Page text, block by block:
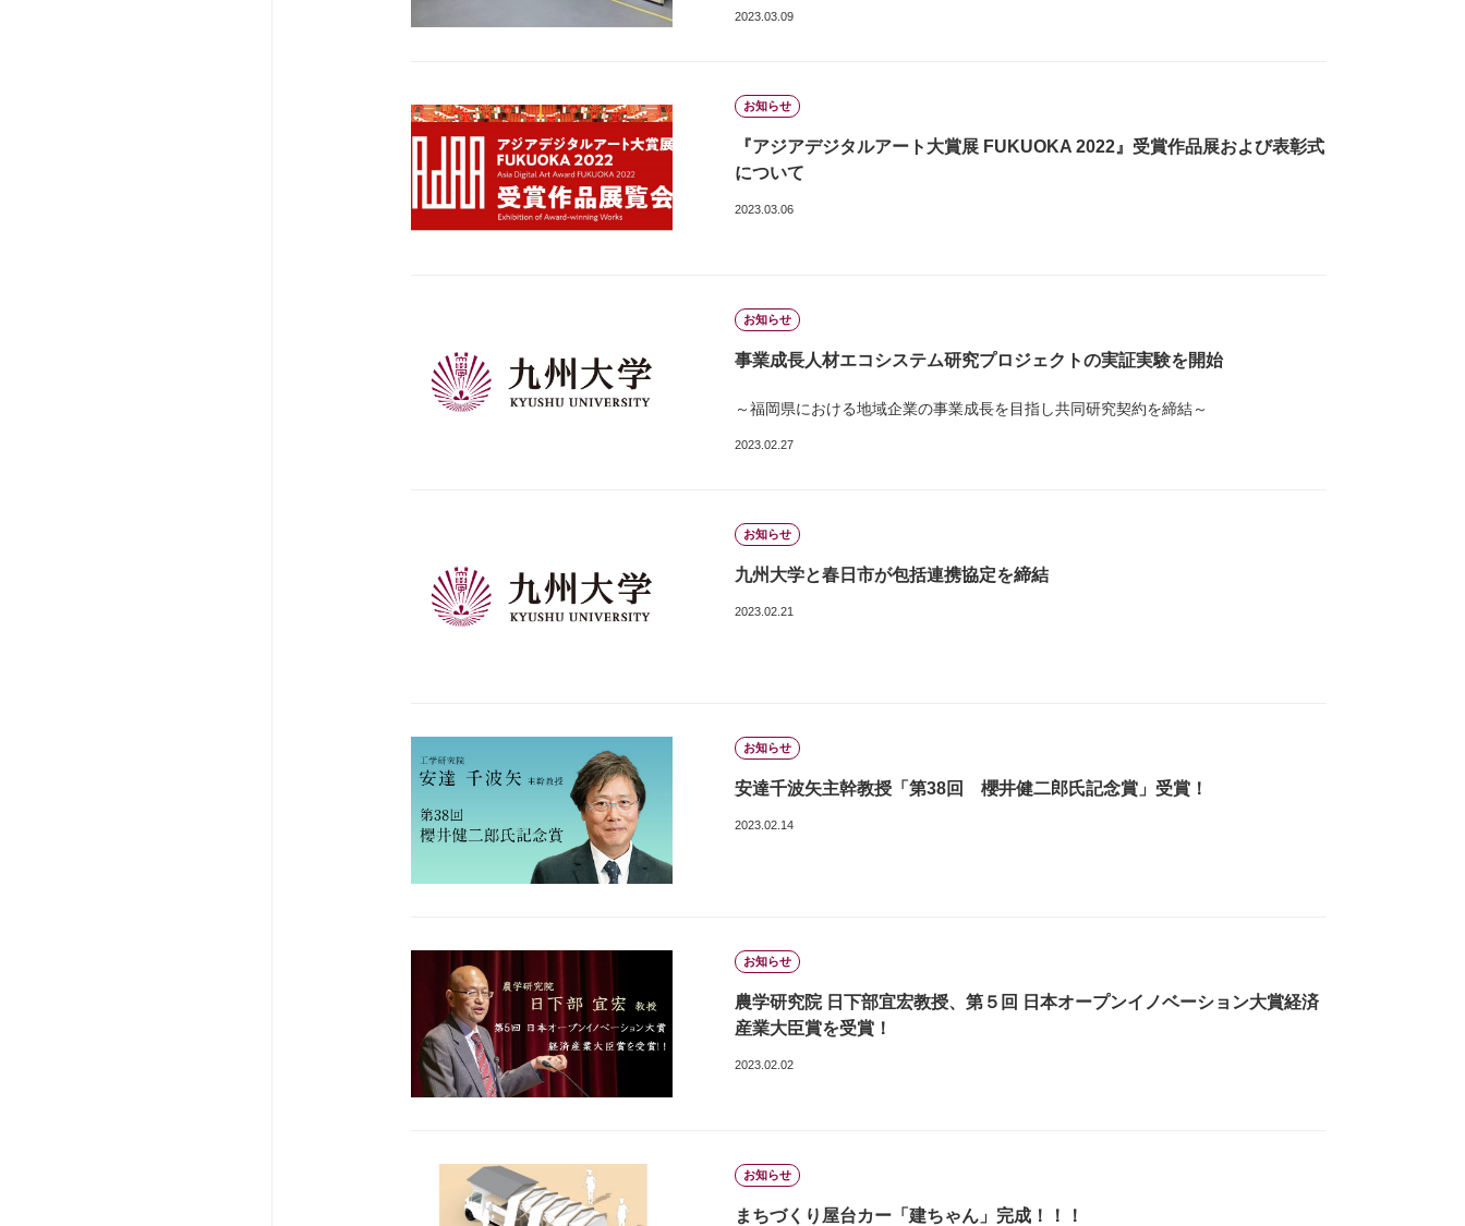
2023.03.09
お知らせ
『アジアデジタルアート大賞展 FUKUOKA 2022』受賞作品展および表彰式
について
2023.03.06
お知らせ
事業成長人材エコシステム研究プロジェクトの実証実験を開始
～福岡県における地域企業の事業成長を目指し共同研究契約を締結～
2023.02.27
お知らせ
九州大学と春日市が包括連携協定を締結
2023.02.21
お知らせ
安達千波矢主幹教授「第38回 櫻井健二郎氏記念賞」受賞！
2023.02.14
お知らせ
農学研究院 日下部宜宏教授、第５回 日本オープンイノベーション大賞経済
産業大臣賞を受賞！
2023.02.02
お知らせ
まちづくり屋台カー「建ちゃん」完成！！！